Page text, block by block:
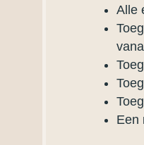
Alle
Een